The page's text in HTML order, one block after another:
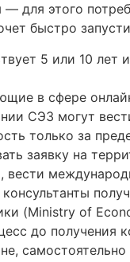
для этого
быстро
5 или 10
в сфере
СЭЗ могут
только за
заявку на
(Ministry of
до получения